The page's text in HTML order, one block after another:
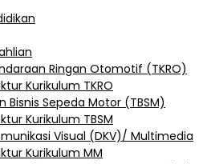
Ringan Otomotif (TKRO)
Kurikulum TKRO
Bisnis Sepeda Motor (TBSM)
Kurikulum TBSM
Visual (DKV)/ Multimedia
Kurikulum MM